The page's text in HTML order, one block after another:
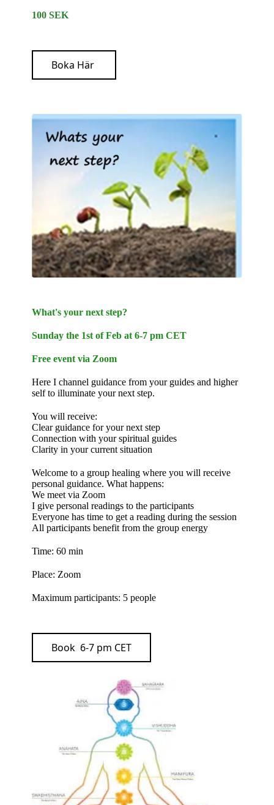
100 SEK
Boka Här
What's your next step?
Sunday the 1st of Feb at 6-7 pm CET
Free event via Zoom
Here I channel guidance from your guides and higher
self to illuminate your next step.
You will receive:
Clear guidance for your next step
Connection with your spiritual guides
Clarity in your current situation
Welcome to a group healing where you will receive
personal guidance. What happens:
We meet via Zoom
I give personal readings to the participants
Everyone has time to get a reading during the session
All participants benefit from the group energy
Time: 60 min
Place: Zoom
Maximum participants: 5 people
Book 6-7 pm CET